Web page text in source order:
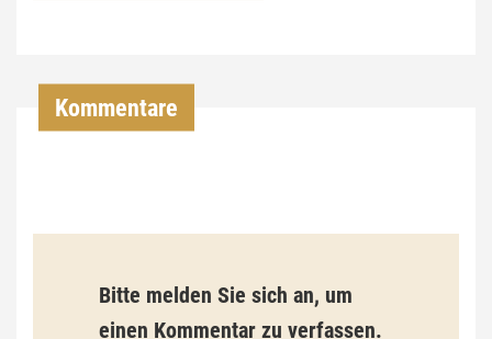
€
i
Kommentare
Bitte melden Sie sich an, um
einen Kommentar zu verfassen.